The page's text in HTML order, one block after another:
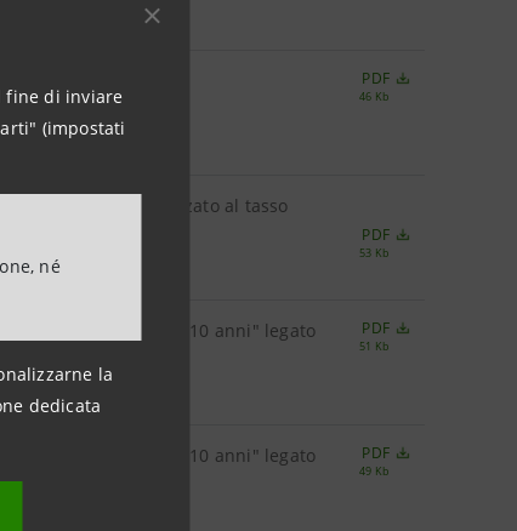
fine di inviare
(impostati
né
la
dedicata
PDF
46 Kb
Variabile indicizzato al tasso
PDF
53 Kb
Totale Italia 10 anni" legato
PDF
51 Kb
Totale Italia 10 anni" legato
PDF
49 Kb